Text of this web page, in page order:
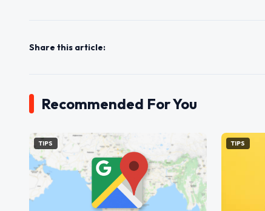
Share this article:
Recommended For You
TIPS TIPS